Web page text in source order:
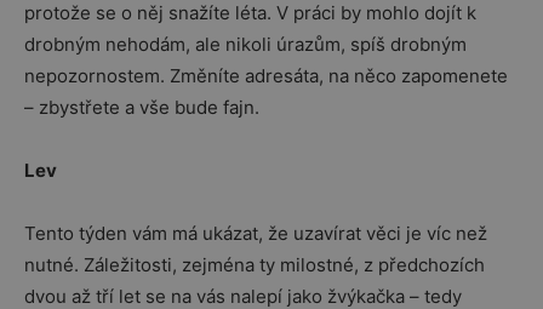
protože se o něj snažíte léta. V práci by mohlo dojít k
drobným nehodám, ale nikoli úrazům, spíš drobným
nepozornostem. Změníte adresáta, na něco zapomenete
– zbystřete a vše bude fajn.
Lev
Tento týden vám má ukázat, že uzavírat věci je víc než
nutné. Záležitosti, zejména ty milostné, z předchozích
dvou až tří let se na vás nalepí jako žvýkačka – tedy